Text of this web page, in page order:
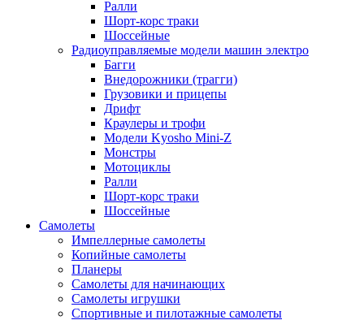
Ралли
Шорт-корс траки
Шоссейные
Радиоуправляемые модели машин электро
Багги
Внедорожники (трагги)
Грузовики и прицепы
Дрифт
Краулеры и трофи
Модели Kyosho Mini-Z
Монстры
Мотоциклы
Ралли
Шорт-корс траки
Шоссейные
Самолеты
Импеллерные самолеты
Копийные самолеты
Планеры
Самолеты для начинающих
Самолеты игрушки
Спортивные и пилотажные самолеты